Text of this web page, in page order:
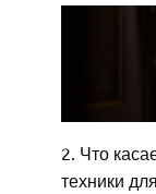
Что
техники